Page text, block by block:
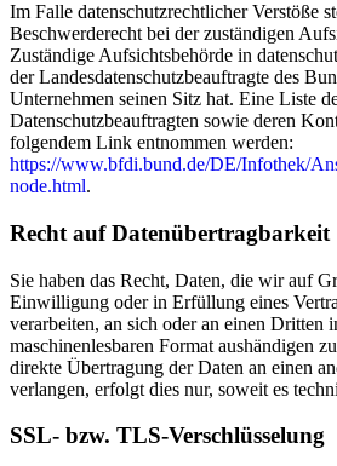
Im Falle datenschutzrechtlicher Verstöße
Beschwerderecht bei der zuständigen
Zuständige Aufsichtsbehörde in
der Landesdatenschutzbeauftragte des
Unternehmen seinen Sitz hat. Eine Liste
Datenschutzbeauftragten sowie deren
folgendem Link entnommen werden:
https://www.bfdi.bund.de/DE/Infothek/
node.html.
Recht auf Datenübertragbarkeit
Sie haben das Recht, Daten, die wir auf
Einwilligung oder in Erfüllung eines
verarbeiten, an sich oder an einen Dritten
maschinenlesbaren Format aushändigen
direkte Übertragung der Daten an einen
verlangen, erfolgt dies nur, soweit es
SSL- bzw. TLS-Verschlüsselung